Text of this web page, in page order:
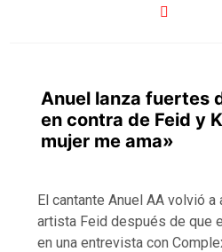
Anuel lanza fuertes
en contra de Feid y
mujer me ama»
El cantante Anuel AA volvió
artista Feid después de que
en una entrevista con